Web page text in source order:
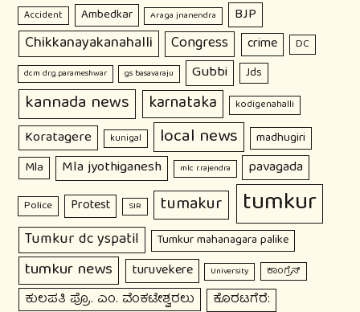
Accident Ambedkar Araga jnanendra BJP
Chikkanayakanahalli Congress crime DC
dcm dr.g.parameshwar gs basavaraju Gubbi Jds
kannada news karnataka kodigenahalli
Koratagere kunigal local news madhugiri
Mla Mla jyothiganesh mlc r.rajendra pavagada
Police Protest SIR tumakur tumkur
Tumkur dc yspatil Tumkur mahanagara palike
tumkur news turuvekere University ಕಾಂಗ್ರೆಸ್
ಕುಲಪತಿ ಪ್ರೊ. ಎಂ. ವೆಂಕಟೇಶ್ವರಲು ಕೊರಟಗೆರೆ: